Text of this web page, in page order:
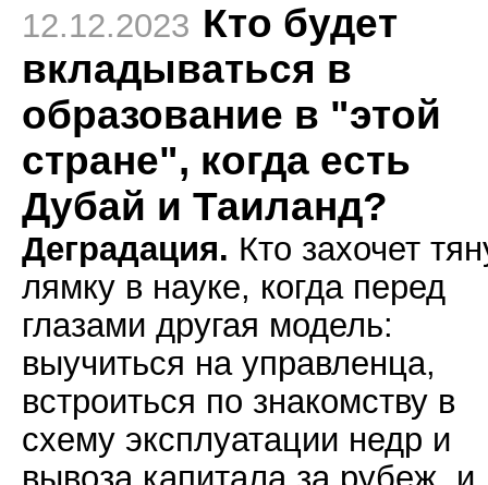
12.12.2023 Кто будет
вкладываться в
образование в "этой
стране", когда есть
Дубай и Таиланд?
Деградация. Кто захочет
лямку в науке, когда перед
глазами другая модель:
выучиться на управленца,
встроиться по знакомству в
схему эксплуатации недр и
вывоза капитала за рубеж, и